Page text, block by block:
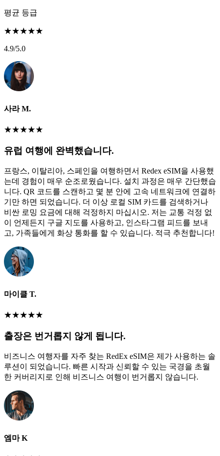
평균 등급
★★★★★
4.9/5.0
사라 M.
★★★★★
유럽 여행에 완벽했습니다.
프랑스, 이탈리아, 스페인을 여행하면서 Redex eSIM을 사용했
는데 경험이 매우 순조로웠습니다. 설치 과정은 매우 간단했습
니다. QR 코드를 스캔하고 몇 분 안에 고속 네트워크에 연결하
기만 하면 되었습니다. 더 이상 로컬 SIM 카드를 검색하거나
비싼 로밍 요금에 대해 걱정하지 마십시오. 저는 교통 걱정 없
이 언제든지 구글 지도를 사용하고, 인스타그램 피드를 보내
고, 가족들에게 화상 통화를 할 수 있습니다. 적극 추천합니다!
마이클 T.
★★★★★
출장은 번거롭지 않게 됩니다.
비즈니스 여행자를 자주 찾는 RedEx eSIM은 제가 사용하는 솔
루션이 되었습니다. 빠른 시작과 신뢰할 수 있는 국경을 초월
한 커버리지로 인해 비즈니스 여행이 번거롭지 않습니다.
엠마 K